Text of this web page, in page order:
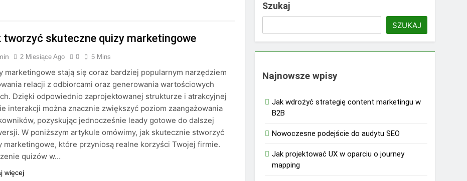
tworzyć skuteczne quizy marketingowe
2 Miesiące Ago 0 5 Mins
marketingowe stają się coraz bardziej popularnym narzędziem
relacji z odbiorcami oraz generowania wartościowych
Dzięki odpowiednio zaprojektowanej strukturze i atrakcyjnej
interakcji można znacznie zwiększyć poziom zaangażowania
pozyskując jednocześnie leady gotowe do dalszej
W poniższym artykule omówimy, jak skutecznie stworzyć
marketingowe, które przyniosą realne korzyści Twojej firmie.
quizów w…
więcej
Szukaj
SZUKAJ
Najnowsze wpisy
Jak wdrożyć strategię content marketingu w
B2B
Nowoczesne podejście do audytu SEO
Jak projektować UX w oparciu o journey
mapping